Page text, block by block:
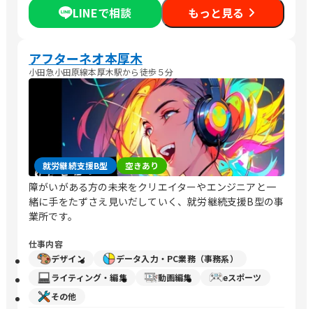
LINEで相談 もっと見る
アフターネオ本厚木
小田急小田原線本厚木駅から徒歩５分
就労継続支援B型 空きあり
障がいがある方の未来をクリエイターやエンジニアと一
緒に手をたずさえ見いだしていく、就労継続支援B型の事
業所です。
仕事内容
デザイン
データ入力・PC業務（事務系）
ライティング・編集
動画編集
eスポーツ
その他